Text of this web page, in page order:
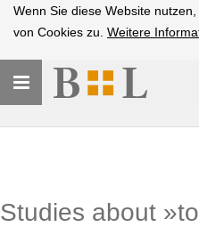
Wenn Sie diese Website
von Cookies zu. Weitere
Toggle
navigation
Studies about